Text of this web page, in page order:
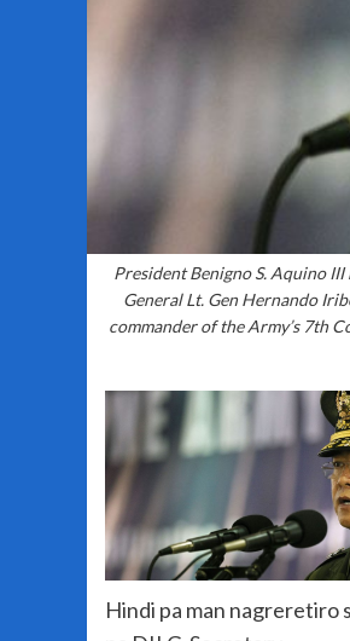
President Benigno S. Aquino
General Lt. Gen Hernando
commander of the Army’s 7th
Hindi pa man nagreretiro